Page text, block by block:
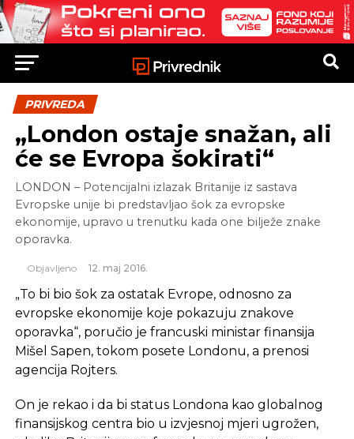
PRIVREDA
„London ostaje snažan, ali
će se Evropa šokirati“
LONDON – Potencijalni izlazak Britanije iz sastava
Evropske unije bi predstavljao šok za evropske
ekonomije, upravo u trenutku kada one bilježe znake
oporavka.
Objavljeno 12. maj 2016.
„To bi bio šok za ostatak Evrope, odnosno za
evropske ekonomije koje pokazuju znakove
oporavka“, poručio je francuski ministar finansija
Mišel Sapen, tokom posete Londonu, a prenosi
agencija Rojters.
On je rekao i da bi status Londona kao globalnog
finansijskog centra bio u izvjesnoj mjeri ugrožen,